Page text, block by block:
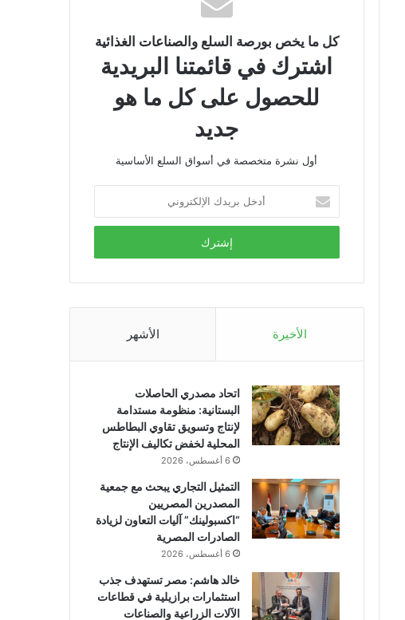
كل ما يخص بورصة السلع والصناعات الغذائية
اشترك في قائمتنا البريدية
للحصول على كل ما هو
جديد
أول نشرة متخصصة في أسواق السلع الأساسية
بريدك
الإلكتروني
الأخيرة الأشهر
اتحاد مصدري الحاصلات
البستانية: منظومة مستدامة
لإنتاج وتسويق تقاوي البطاطس
المحلية لخفض تكاليف الإنتاج
6 أغسطس، 2026
التمثيل التجاري يبحث مع جمعية
المصدرين المصريين
“اكسبولينك” آليات التعاون لزيادة
الصادرات المصرية
6 أغسطس، 2026
خالد هاشم: مصر تستهدف جذب
استثمارات برازيلية في قطاعات
الآلات الزراعية والصناعات